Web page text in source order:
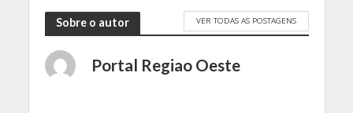
Sobre o autor VER TODAS AS POSTAGENS
Portal Regiao Oeste